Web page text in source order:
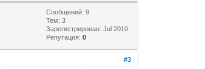
Сообщений: 9
Тем: 3
Зарегистрирован: Jul 2010
Репутация:0
#3